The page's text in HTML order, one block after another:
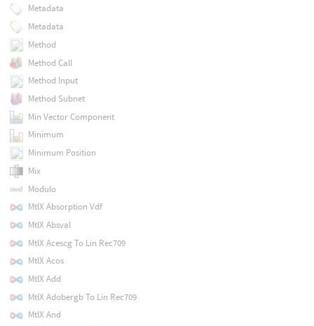
Metadata
Metadata
Method
Method Call
Method Input
Method Subnet
Min Vector Component
Minimum
Minimum Position
Mix
Modulo
MtlX Absorption Vdf
MtlX Absval
MtlX Acescg To Lin Rec709
MtlX Acos
MtlX Add
MtlX Adobergb To Lin Rec709
MtlX And